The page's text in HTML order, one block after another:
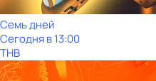
Семь дней
Сегодня в 13:00
ТНВ